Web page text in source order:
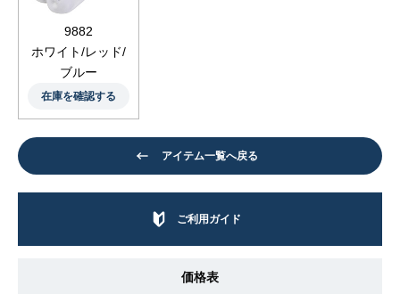
ご利用ガイド
価格表
9882
ホワイト/レッド/
ブルー
在庫を確認する
アイテム一覧へ戻る